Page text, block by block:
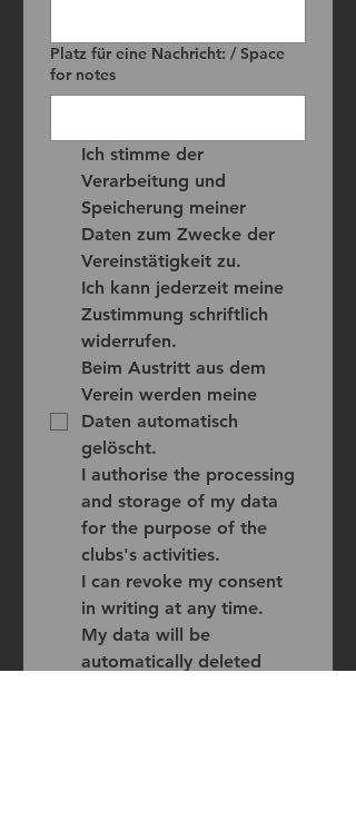
Platz für eine Nachricht: / Space
for notes
Ich stimme der
Verarbeitung und
Speicherung meiner
Daten zum Zwecke der
Vereinstätigkeit zu.
Ich kann jederzeit meine
Zustimmung schriftlich
widerrufen.
Beim Austritt aus dem
Verein werden meine
Daten automatisch
gelöscht.
I authorise the processing
and storage of my data
for the purpose of the
I can revoke my consent
in writing at any time.
My data will be
automatically deleted